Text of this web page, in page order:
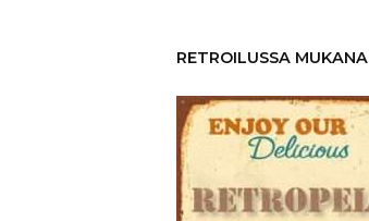
RETROILUSSA MUKANA